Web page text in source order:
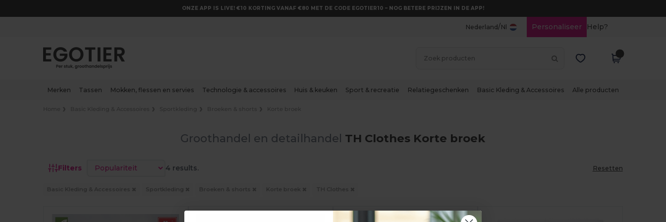
ONZE APP IS LIVE! €10 KORTING VANAF €80 MET DE CODE EGOTIER10 – NOG BETERE PRIJZEN IN DE APP!
Nederland/Nl Personaliseer Help?
Merken Tassen Mokken, flessen en servies Technologie & accessoires Huis & keuken Sport & recreatie Relatiegeschenken Basic Kleding & Accessoires Alle producten
Groothandel en detailhandel TH Clothes Korte broek
Filters Sorteren op 4 results. Resetten